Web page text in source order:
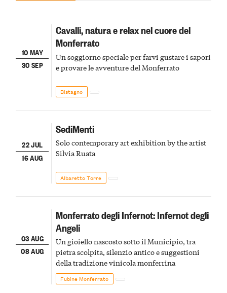
10 MAY
30 SEP
Cavalli, natura e relax nel cuore del
Monferrato
Un soggiorno speciale per farvi gustare i sapori
e provare le avventure del Monferrato
Bistagno
22 JUL
16 AUG
SediMenti
Solo contemporary art exhibition by the artist
Silvia Ruata
Albaretto Torre
03 AUG
08 AUG
Monferrato degli Infernot: Infernot degli
Angeli
Un gioiello nascosto sotto il Municipio, tra
pietra scolpita, silenzio antico e suggestioni
della tradizione vinicola monferrina
Fubine Monferrato